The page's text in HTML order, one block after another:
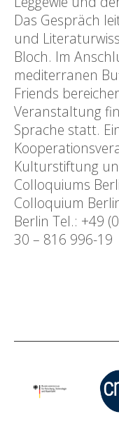
Das Gespräch
und
Bloch. Im
mediterranen
Friends
Veranstaltung
Sprache statt.
Kulturstiftung
Colloquiums
Colloquium
Berlin Tel.: +49
30 – 816 996-19